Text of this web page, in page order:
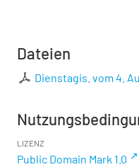
Dateien
Dienstagis. vom 4.
LIZENZ
Public Domain Mark 1.0